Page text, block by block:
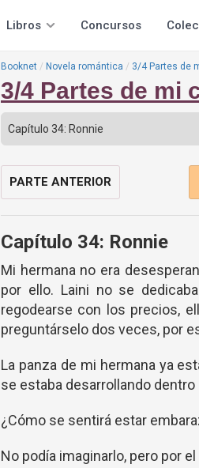
Libros Concursos
Booknet Novela romántica 3/4 Partes de
3/4 Partes de mi
PARTE ANTERIOR
Capítulo 34: Ronnie
Mi hermana no era
por ello. Laini no se
regodearse con los precios,
preguntárselo dos veces, por
La panza de mi hermana ya
se estaba desarrollando
¿Cómo se sentirá estar
No podía imaginarlo, pero por